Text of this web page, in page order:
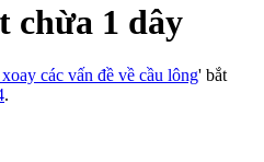
chừa 1 dây
các vấn đề về cầu lông' bắt
.